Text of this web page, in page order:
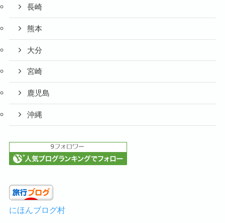
長崎
熊本
大分
宮崎
鹿児島
沖縄
にほんブログ村